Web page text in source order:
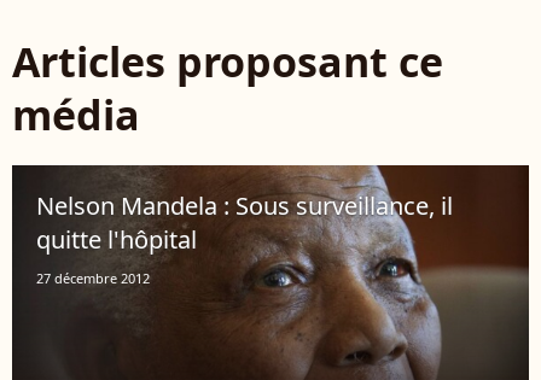
Articles proposant ce
média
Nelson Mandela : Sous surveillance, il
quitte l'hôpital
27 décembre 2012